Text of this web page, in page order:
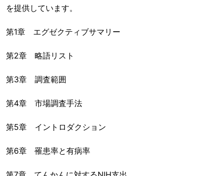
を提供しています。
第1章 エグゼクティブサマリー
第2章 略語リスト
第3章 調査範囲
第4章 市場調査手法
第5章 イントロダクション
第6章 罹患率と有病率